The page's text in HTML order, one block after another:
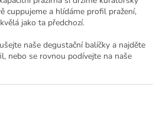
cuppujeme a hlídáme profil pražení,
jako ta předchozí.
naše degustační balíčky a najděte
nebo se rovnou podívejte na naše